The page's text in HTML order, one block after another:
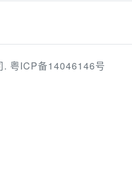
. 粤ICP备14046146号